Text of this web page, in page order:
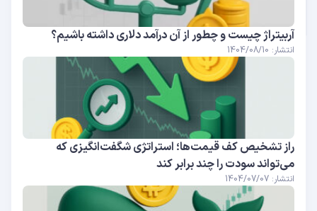
آربیتراژ چیست و چطور از آن درآمد دلاری داشته باشیم؟
انتشار: 1404/08/10
راز تشخیص کف قیمت‌ها؛ استراتژی شگفت‌انگیزی که
می‌تواند سودت را چند برابر کند
انتشار: 1404/07/07